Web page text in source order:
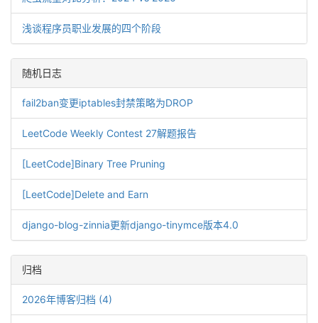
浅谈程序员职业发展的四个阶段
随机日志
fail2ban变更iptables封禁策略为DROP
LeetCode Weekly Contest 27解题报告
[LeetCode]Binary Tree Pruning
[LeetCode]Delete and Earn
django-blog-zinnia更新django-tinymce版本4.0
归档
2026年博客归档 (4)